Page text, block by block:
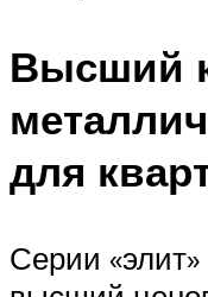
Высший
для
Серии